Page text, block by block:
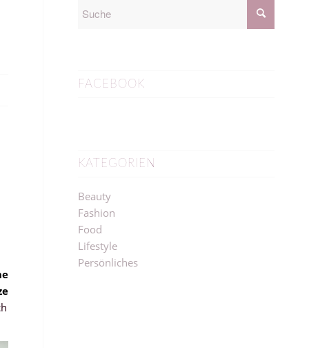
FACEBOOK
KATEGORIEN
Beauty
Fashion
Food
Lifestyle
Persönliches